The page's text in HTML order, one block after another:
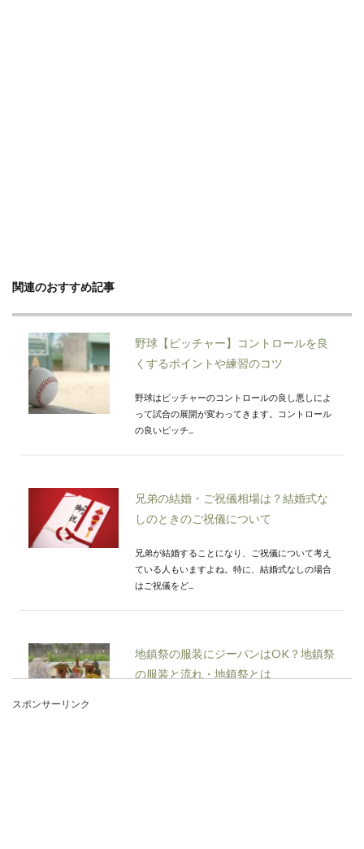
関連のおすすめ記事
野球【ピッチャー】コントロールを良
くするポイントや練習のコツ
野球はピッチャーのコントロールの良し悪しによ
って試合の展開が変わってきます。コントロール
の良いピッチ...
兄弟の結婚・ご祝儀相場は？結婚式な
しのときのご祝儀について
兄弟が結婚することになり、ご祝儀について考え
ている人もいますよね。特に、結婚式なしの場合
はご祝儀をど...
地鎮祭の服装にジーパンはOK？地鎮祭
の服装と流れ・地鎮祭とは
スポンサーリンク